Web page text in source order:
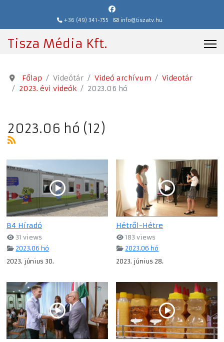
+36 (49) 341-755 info@tiszatv.hu
Tisza Média Kft.
Főlap Videótár Videó archívum
Videotár
2023. évi videók
2023.06 hó
2023.06 hó (12)
B4 Híradó
31 views
2023.06 hó
2023. június 30.
Hétről-Hétre
183 views
2023.06 hó
2023. június 28.